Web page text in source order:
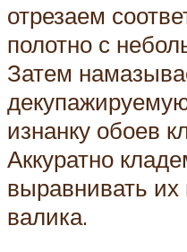
отрезаем
полотно с
Затем
изнанку обоев
Аккуратно
выравнивать
валика.